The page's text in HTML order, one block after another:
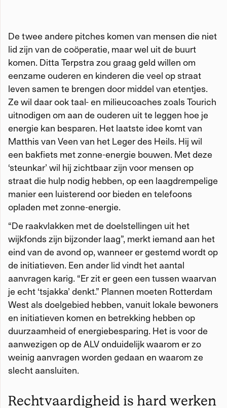
De twee andere pitches komen van mensen die niet
lid zijn van de coöperatie, maar wel uit de buurt
komen. Ditta Terpstra zou graag geld willen om
eenzame ouderen en kinderen die veel op straat
leven samen te brengen door middel van etentjes.
Ze wil daar ook taal- en milieucoaches zoals Tourich
uitnodigen om aan de ouderen uit te leggen hoe je
energie kan besparen. Het laatste idee komt van
Matthis van Veen van het Leger des Heils. Hij wil
een bakfiets met zonne-energie bouwen. Met deze
‘steunkar’ wil hij zichtbaar zijn voor mensen op
straat die hulp nodig hebben, op een laagdrempelige
manier een luisterend oor bieden en telefoons
opladen met zonne-energie.
“De raakvlakken met de doelstellingen uit het
wijkfonds zijn bijzonder laag”, merkt iemand aan het
eind van de avond op, wanneer er gestemd wordt op
de initiatieven. Een ander lid vindt het aantal
aanvragen karig. “Er zit er geen een tussen waarvan
je echt ‘tsjakka’ denkt.” Plannen moeten Rotterdam
West als doelgebied hebben, vanuit lokale bewoners
en initiatieven komen en betrekking hebben op
duurzaamheid of energiebesparing. Het is voor de
aanwezigen op de ALV onduidelijk waarom er zo
weinig aanvragen worden gedaan en waarom ze
slecht aansluiten.
Rechtvaardigheid is hard werken